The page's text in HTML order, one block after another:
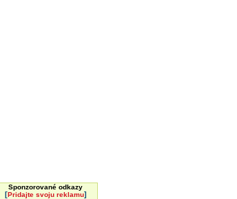
Sponzorované odkazy
[Pridajte svoju reklamu]